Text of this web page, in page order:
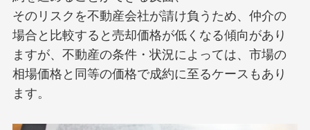
そのリスクを不動産会社が請け負うため、仲介の
場合と比較すると売却価格が低くなる傾向があり
ますが、不動産の条件・状況によっては、市場の
相場価格と同等の価格で成約に至るケースもあり
ます。